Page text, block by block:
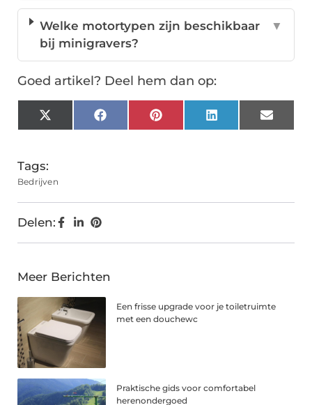
Welke motortypen zijn beschikbaar
bij minigravers?
▼
Goed artikel? Deel hem dan op:
X
(Twitter)
FacebookPinterestLinkedInEmail
Tags:
Bedrijven
Delen:
Meer Berichten
Een frisse upgrade voor je toiletruimte
met een douchewc
Praktische gids voor comfortabel
herenondergoed